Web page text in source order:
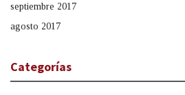
septiembre 2017
agosto 2017
Categorías